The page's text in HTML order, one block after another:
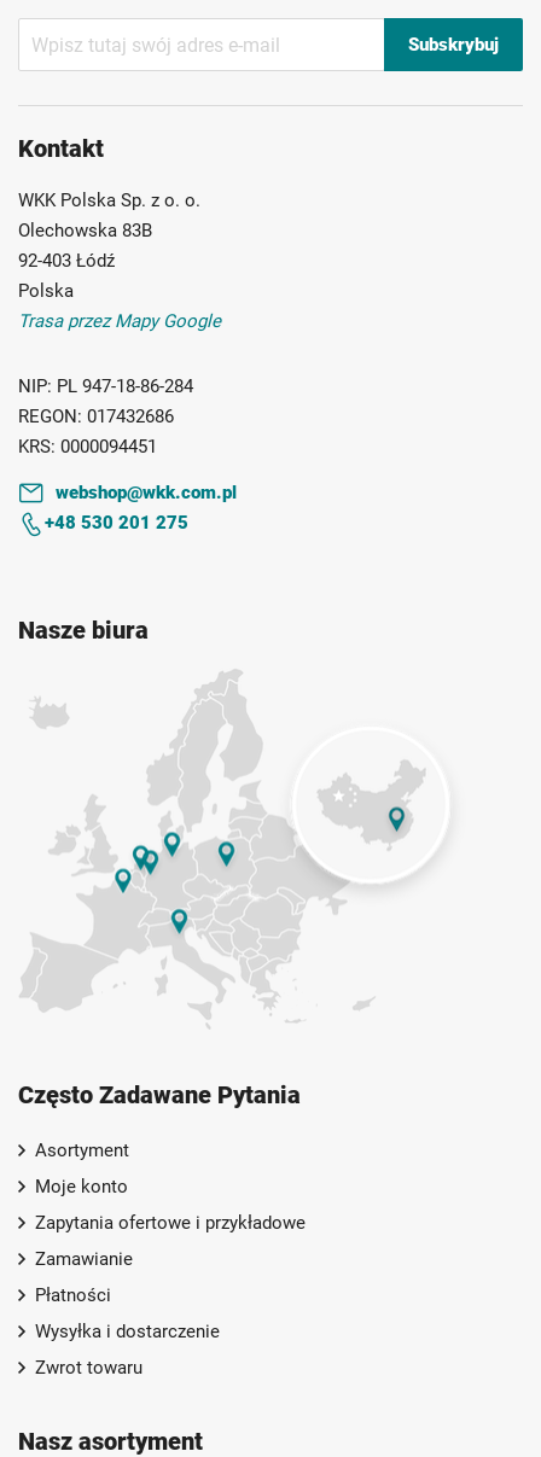
nasz
Subskrybuj
Kontakt
WKK Polska Sp. z o. o.
Olechowska 83B
92-403 Łódź
Polska
Trasa przez Mapy Google
NIP: PL 947-18-86-284
REGON: 017432686
KRS: 0000094451
webshop@wkk.com.pl
+48 530 201 275
Nasze biura
Często Zadawane Pytania
Asortyment
Moje konto
Zapytania ofertowe i przykładowe
Zamawianie
Płatności
Wysyłka i dostarczenie
Zwrot towaru
Nasz asortyment